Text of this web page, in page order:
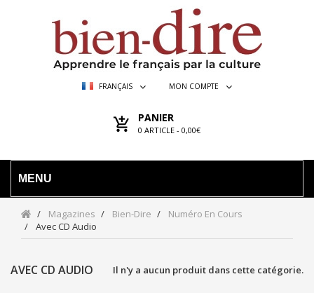
FRANÇAIS MON COMPTE
PANIER
0 ARTICLE - 0,00€
MENU
Magazines Bien-Dire
Numéro En Cours
Avec CD Audio
AVEC CD AUDIO Il n'y a aucun produit dans cette catégorie.